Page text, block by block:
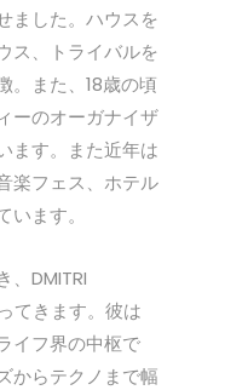
ました。ハウスを
ス、トライバルを
。また、18歳の頃
ーのオーガナイザ
ます。また近年は
楽フェス、ホテル
ます。
、DMITRI
てきます。彼は
イフ界の中枢で
からテクノまで幅